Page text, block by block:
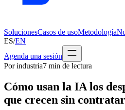
SolucionesCasos de usoMetodología
ES/EN
Agenda una sesión
Por industria7 min de lectura
Cómo usan la IA los
que crecen sin